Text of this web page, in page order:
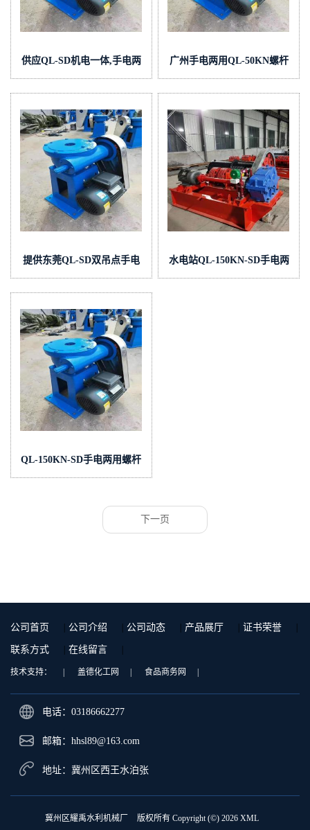
供应QL-SD机电一体,手电两
用,双吊螺杆式启闭机
广州手电两用QL-50KN螺杆
式启闭机价格
提供东莞QL-SD双吊点手电
两用螺杆式启闭机价格
水电站QL-150KN-SD手电两
用螺杆式启闭机
QL-150KN-SD手电两用螺杆
启闭机
下一页
公司首页 公司介绍 公司动态 产品展厅 证书荣誉
联系方式 在线留言
技术支持： 盖德化工网 食品商务网
电话：03186662277
邮箱：hhsl89@163.com
地址：冀州区西王水泊张
冀州区耀禹水利机械厂 版权所有 Copyright (©) 2026 XML